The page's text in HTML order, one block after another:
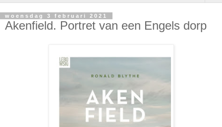
woensdag 3 februari 2021
Akenfield. Portret van een Engels dorp